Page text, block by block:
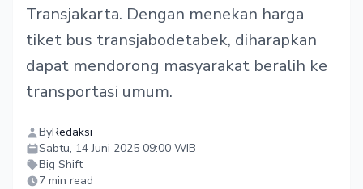
Transjakarta. Dengan menekan harga
tiket bus transjabodetabek, diharapkan
dapat mendorong masyarakat beralih ke
transportasi umum.
ByRedaksi
Sabtu, 14 Juni 2025 09:00 WIB
Big Shift
7 min read